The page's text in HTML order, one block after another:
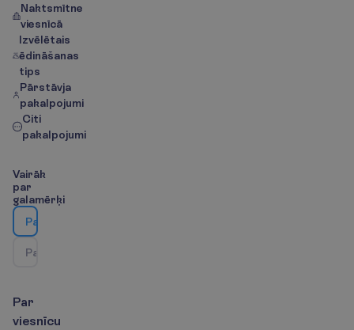
Naktsmītne
viesnīcā
Izvēlētais
ēdināšanas
tips
Pārstāvja
pakalpojumi
Citi
pakalpojumi
Vairāk
par
galamērķi
Pa
Pa
Par
viesnīcu